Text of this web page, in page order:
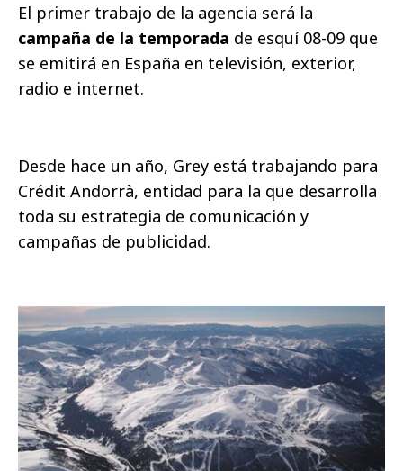
El primer trabajo de la agencia será la
campaña de la temporada de esquí 08-09 que
se emitirá en España en televisión, exterior,
radio e internet.
Desde hace un año, Grey está trabajando para
Crédit Andorrà, entidad para la que desarrolla
toda su estrategia de comunicación y
campañas de publicidad.